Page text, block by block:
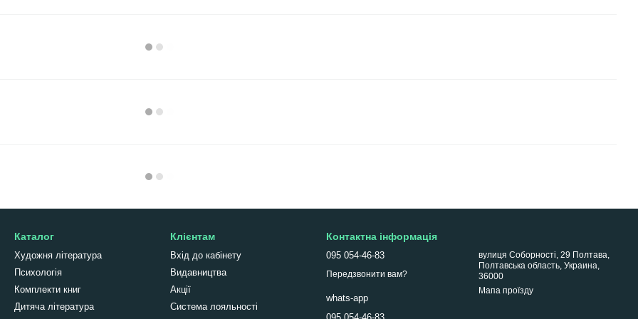
Каталог
Художня література
Психологія
Комплекти книг
Дитяча література
Клієнтам
Вхід до кабінету
Видавництва
Акції
Система лояльності
Контактна інформація
095 054-46-83
Передзвонити вам?
whats-app
вулиця Соборності, 29 Полтава,
Полтавська область, Украина,
36000
Мапа проїзду